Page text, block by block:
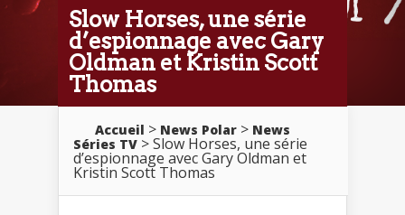
Slow Horses, une série
d’espionnage avec Gary
Oldman et Kristin Scott
Thomas
Accueil > News Polar > News
Séries TV > Slow Horses, une série
d’espionnage avec Gary Oldman et
Kristin Scott Thomas